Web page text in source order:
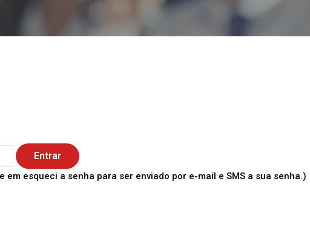
em esqueci a senha para ser enviado por e-mail e SMS a sua senha.)